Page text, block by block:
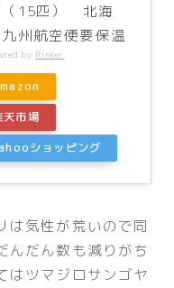
（15匹） 北海
州航空便要保温
by Rinker
天市場
ショッピング
は気性が荒いので同
んだん数も減りがち
はツマジロサンゴヤ